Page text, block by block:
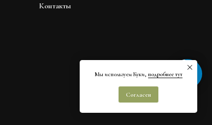
Быстрая связь
Мы используем Куки, подробнее тут
Согласен
Контакты